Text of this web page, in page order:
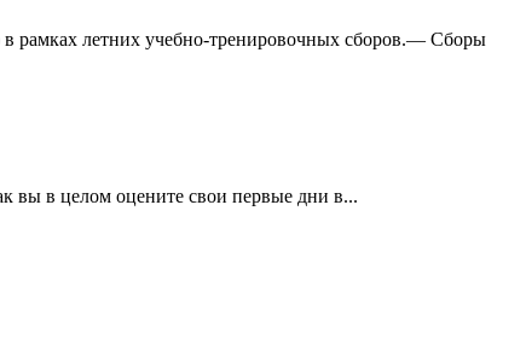
рамках летних учебно-тренировочных сборов.— Сборы
вы в целом оцените свои первые дни в...